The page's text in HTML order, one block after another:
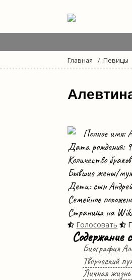
Главная Певицы
Полное имя:
Дата рождения:
Количество
Бывшие жены/
Дети: сын
Семейное
Страница на
Голосовать
Биография
Творческий
Личная